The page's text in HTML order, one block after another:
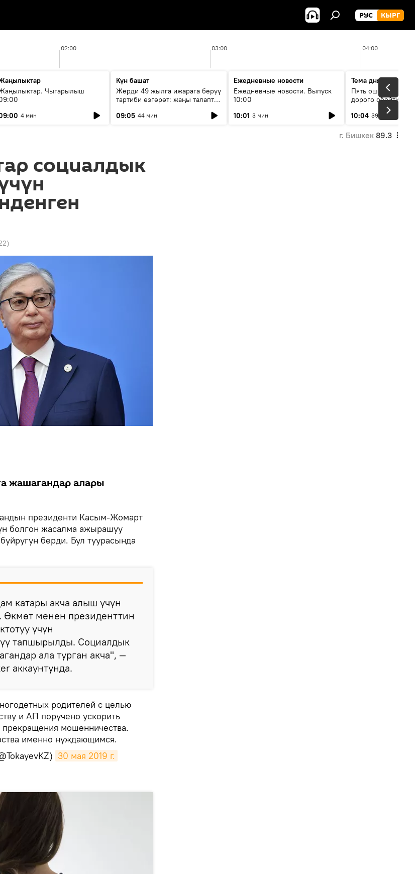
РУС КЫРГ
02:00 03:00 04:00
Чыгарылыш
4 мин
Күн башат
Жерди 49 жылга ижарага берүү
тартиби өзгөрөт: жаңы талаптар
09:05 44 мин
Ежедневные новости
Ежедневные новости. Выпуск
10:00
10:01 3 мин
Тема дня
Пять ошибок
дорого обойтись
10:04 39 мин
г. Бишкек 89.3
социалдык
)
жашагандар алары
президенти Касым-Жомарт
болгон жасалма ажырашуу
берди. Бул туурасында
катары акча алыш үчүн
менен президенттин
үчүн
тапшырылды. Социалдык
ала турган акча", —
аккаунтунда.
родителей с целью
и АП поручено ускорить
мошенничества.
именно нуждающимся.
30 мая 2019 г.